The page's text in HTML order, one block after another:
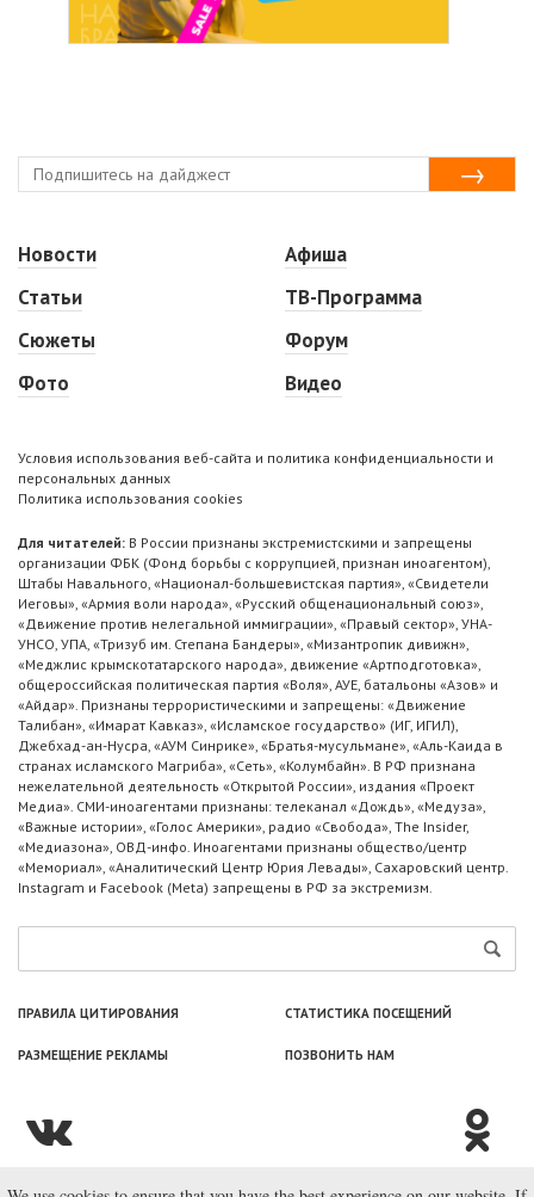
Новости
Статьи
Сюжеты
Фото
Афиша
ТВ-Программа
Форум
Видео
Условия использования веб-сайта и политика конфиденциальности и
персональных данных
Политика использования cookies
Для читателей: В России признаны экстремистскими и запрещены
организации ФБК (Фонд борьбы с коррупцией, признан иноагентом),
Штабы Навального, «Национал-большевистская партия», «Свидетели
Иеговы», «Армия воли народа», «Русский общенациональный союз»,
«Движение против нелегальной иммиграции», «Правый сектор», УНА-
УНСО, УПА, «Тризуб им. Степана Бандеры», «Мизантропик дивижн»,
«Меджлис крымскотатарского народа», движение «Артподготовка»,
общероссийская политическая партия «Воля», АУЕ, батальоны «Азов» и
«Айдар». Признаны террористическими и запрещены: «Движение
Талибан», «Имарат Кавказ», «Исламское государство» (ИГ, ИГИЛ),
Джебхад-ан-Нусра, «АУМ Синрике», «Братья-мусульмане», «Аль-Каида в
странах исламского Магриба», «Сеть», «Колумбайн». В РФ признана
нежелательной деятельность «Открытой России», издания «Проект
Медиа». СМИ-иноагентами признаны: телеканал «Дождь», «Медуза»,
«Важные истории», «Голос Америки», радио «Свобода», The Insider,
«Медиазона», ОВД-инфо. Иноагентами признаны общество/центр
«Мемориал», «Аналитический Центр Юрия Левады», Сахаровский центр.
Instagram и Facebook (Metа) запрещены в РФ за экстремизм.
ПРАВИЛА ЦИТИРОВАНИЯ СТАТИСТИКА ПОСЕЩЕНИЙ
РАЗМЕЩЕНИЕ РЕКЛАМЫ ПОЗВОНИТЬ НАМ
© ООО «Лаборатория Новоcтей», 2003—2026.